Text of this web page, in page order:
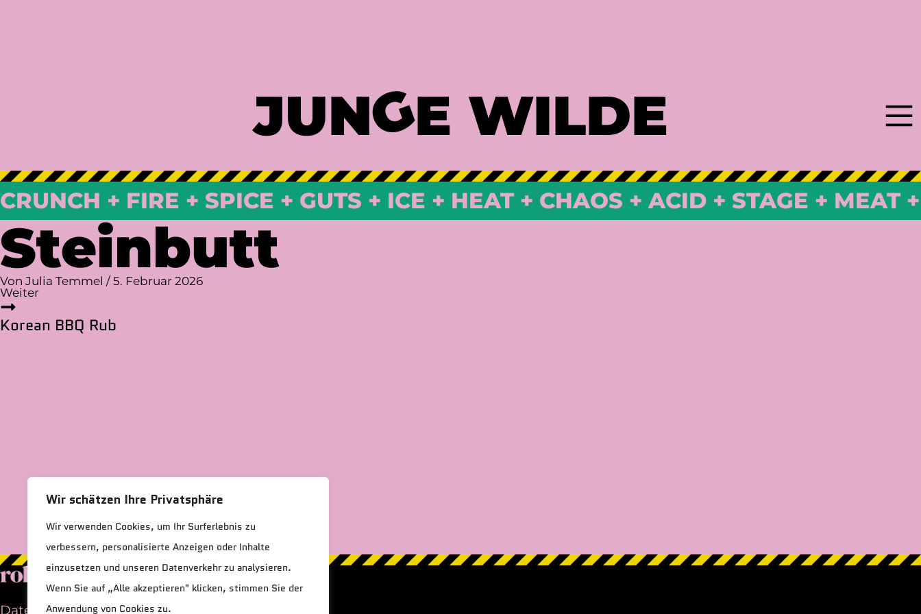
Wir schätzen Ihre Privatsphäre
Wir verwenden Cookies, um Ihr Surferlebnis zu
verbessern, personalisierte Anzeigen oder Inhalte
einzusetzen und unseren Datenverkehr zu analysieren.
Wenn Sie auf „Alle akzeptieren" klicken, stimmen Sie der
Anwendung von Cookies zu.
JUNGE WILDE
CRUNCH + FIRE + SPICE + GUTS + ICE + HEAT + CHAOS + ACID + STAGE +
Steinbutt
Von Julia Temmel / 5. Februar 2026
Beitragsnavigation
Weiter
Korean BBQ Rub
Datenschutz|Impressum